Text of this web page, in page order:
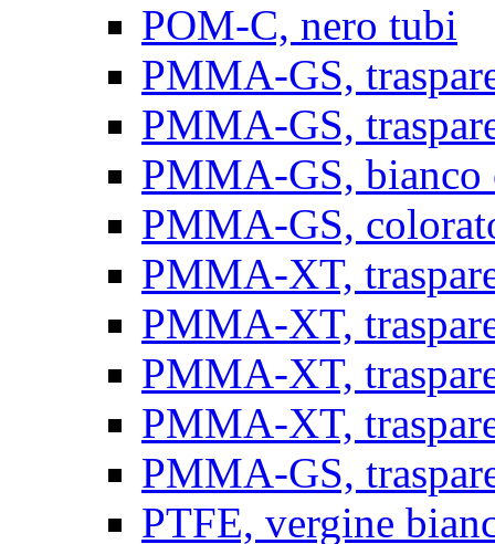
POM-C, nero tubi
PMMA-GS,
PMMA-GS,
PMMA-GS, bianco
PMMA-GS,
PMMA-XT,
PMMA-XT,
PMMA-XT,
PMMA-XT,
PMMA-GS,
PTFE, vergine